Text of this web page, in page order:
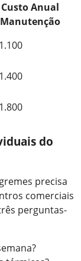
Custo Anual
Manutenção
do
precisa
comerciais
perguntas-